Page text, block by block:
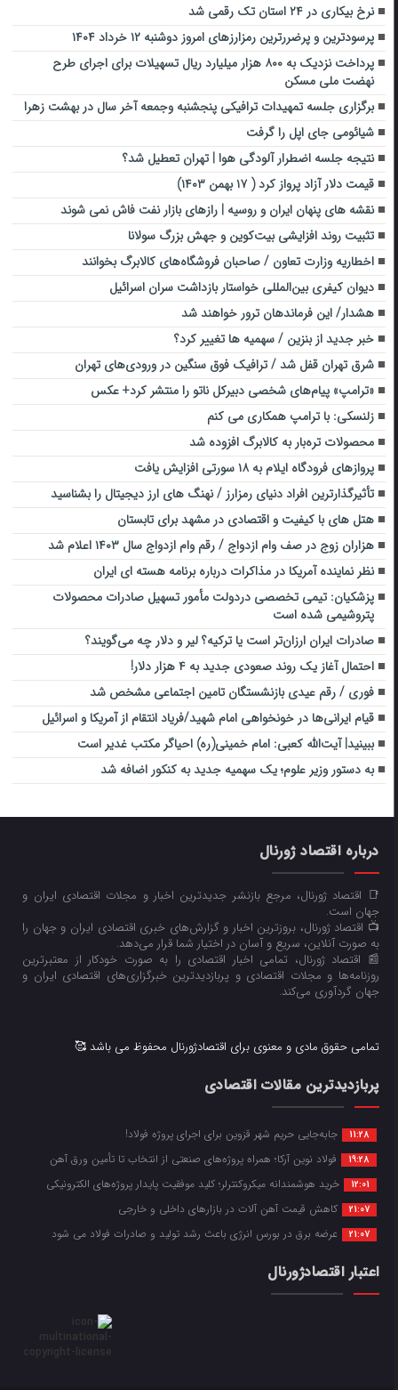
نرخ بیکاری در ۲۴ استان تک رقمی شد
پرسودترین و پرضررترین رمزارزهای امروز دوشنبه ۱۲ خرداد ۱۴۰۴
پرداخت نزدیک به ۸۰۰ هزار میلیارد ریال تسهیلات برای اجرای طرح
نهضت ملی مسکن
برگزاری جلسه تمهیدات ترافیکی پنجشنبه وجمعه آخر سال در بهشت زهرا
شیائومی جای اپل را گرفت
نتیجه جلسه اضطرار آلودگی هوا | تهران تعطیل شد؟
قیمت دلار آزاد پرواز کرد ( ۱۷ بهمن ۱۴۰۳)
نقشه های پنهان ایران و روسیه | رازهای بازار نفت فاش نمی‌ شوند
تثبیت روند افزایشی بیت‌کوین و جهش بزرگ سولانا
اخطاریه وزارت تعاون / صاحبان فروشگاه‌های کالابرگ بخوانند
دیوان کیفری بین‌المللی خواستار بازداشت سران اسرائیل
هشدار/ این فرماندهان ترور خواهند شد
خبر جدید از بنزین / سهمیه ها تغییر کرد؟
شرق تهران قفل شد / ترافیک فوق سنگین در ورودی‌های تهران
«ترامپ» پیام‌های شخصی دبیرکل ناتو را منتشر کرد+ عکس
زلنسکی: با ترامپ همکاری می کنم
محصولات تره‌بار به کالابرگ افزوده شد
پروازهای فرودگاه ایلام به ۱۸ سورتی افزایش یافت
تأثیرگذارترین افراد دنیای رمزارز / نهنگ های ارز دیجیتال را بشناسید
هتل های با کیفیت و اقتصادی در مشهد برای تابستان
هزاران زوج در صف وام ازدواج / رقم وام ازدواج سال ۱۴۰۳ اعلام شد
نظر نماینده آمریکا در مذاکرات درباره برنامه هسته ای ایران
پزشکیان: تیمی تخصصی دردولت مأمور تسهیل صادرات محصولات
پتروشیمی شده است
صادرات ایران ارزان‌تر است یا ترکیه؟ لیر و دلار چه می‌گویند؟
احتمال آغاز یک روند صعودی جدید به ۴ هزار دلار!
فوری / رقم عیدی بازنشستگان تامین اجتماعی مشخص شد
قیام ایرانی‌ها در خونخواهی امام شهید/فریاد انتقام از آمریکا و اسرائیل
ببینید| آیت‌الله کعبی: امام خمینی(ره) احیاگر مکتب غدیر است
به دستور وزیر علوم؛ یک سهمیه جدید به کنکور اضافه شد
درباره اقتصاد ژورنال
📑 اقتصاد ژورنال، مرجع بازنشر جدیدترین اخبار و مجلات اقتصادی ایران و
جهان است.
📺 اقتصاد ژورنال، بروزترین اخبار و گزارش‌های خبری اقتصادی ایران و جهان را
به صورت آنلاین، سریع و آسان در اختیار شما قرار می‌‌دهد.
📰 اقتصاد ژورنال، تمامی اخبار اقتصادی را به صورت خودکار از معتبرترین
روزنامه‌ها و مجلات اقتصادی و پربازدیدترین خبرگزاری‌های اقتصادی ایران و
جهان گردآوری می‌کند.
تمامی حقوق مادی و معنوی برای اقتصادژورنال محفوظ می باشد 🥰
پربازدیدترین مقالات اقتصادی
11:28 جابه‌جایی حریم شهر قزوین برای اجرای پروژه فولاد!
19:28 فولاد نوین آرکا؛ همراه پروژه‌های صنعتی از انتخاب تا تأمین ورق آهن
12:01 خرید هوشمندانه میکروکنترلر؛ کلید موفقیت پایدار پروژه‌های الکترونیکی
21:07 کاهش قیمت آهن آلات در بازارهای داخلی و خارجی
21:07 عرضه برق در بورس انرژی باعث رشد تولید و صادرات فولاد می شود
اعتبار اقتصادژورنال